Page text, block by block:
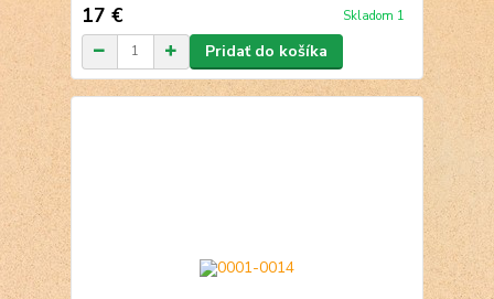
17 € Skladom 1
Pridať do košíka